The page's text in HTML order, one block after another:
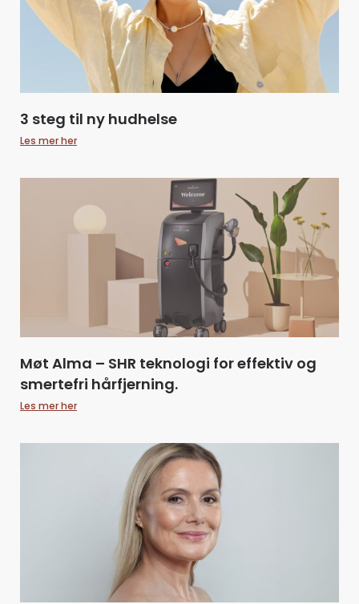
3 steg til ny hudhelse
Les mer her
Møt Alma – SHR teknologi for effektiv og
smertefri hårfjerning.
Les mer her